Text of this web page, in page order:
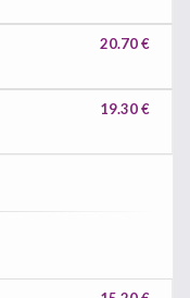
20.70 €
19.30 €